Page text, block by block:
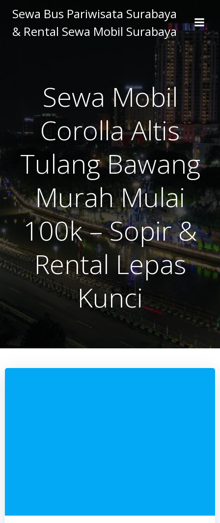
to
content
Sewa Bus Pariwisata Surabaya
& Rental Sewa Mobil Surabaya
Sewa Mobil
Corolla Altis
Tulang Bawang
Murah Mulai
100k – Sopir &
Rental Lepas
Kunci